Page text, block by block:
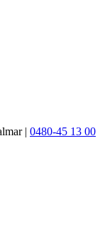
| 0480-45 13 00